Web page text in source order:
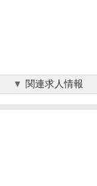
関連求人情報